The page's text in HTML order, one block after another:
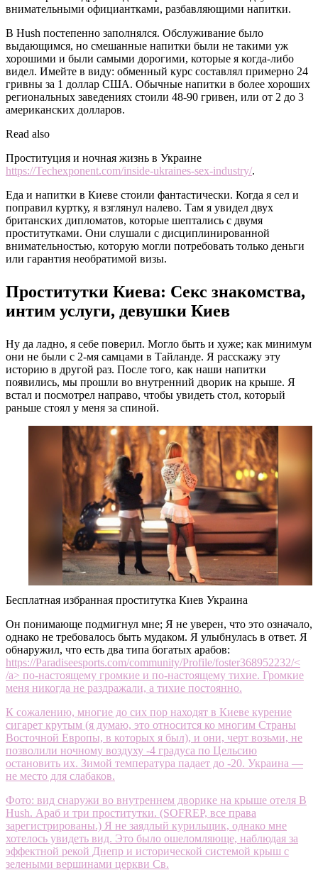
внимательными официантками, разбавляющими напитки.
B Hush постепенно заполнялся. Обслуживание было
выдающимся, но смешанные напитки были не такими уж
хорошими и были самыми дорогими, которые я когда-либо
видел. Имейте в виду: обменный курс составлял примерно 24
гривны за 1 доллар США. Обычные напитки в более хороших
региональных заведениях стоили 48-90 гривен, или от 2 до 3
американских долларов.
Read also
Проституция и ночная жизнь в Украине
https://Techexponent.com/inside-ukraines-sex-industry/.
Еда и напитки в Киеве стоили фантастически. Когда я сел и
поправил куртку, я взглянул налево. Там я увидел двух
британских дипломатов, которые шептались с двумя
проститутками. Они слушали с дисциплинированной
внимательностью, которую могли потребовать только деньги
или гарантия необратимой визы.
Проститутки Киева: Секс знакомства,
интим услуги, девушки Киев
Ну да ладно, я себе поверил. Могло быть и хуже; как минимум
они не были с 2-мя самцами в Тайланде. Я расскажу эту
историю в другой раз. После того, как наши напитки
появились, мы прошли во внутренний дворик на крыше. Я
встал и посмотрел направо, чтобы увидеть стол, который
раньше стоял у меня за спиной.
Бесплатная избранная проститутка Киев Украина
Он понимающе подмигнул мне; Я не уверен, что это означало,
однако не требовалось быть мудаком. Я улыбнулась в ответ. Я
обнаружил, что есть два типа богатых арабов:
https://Paradiseesports.com/community/Profile/foster368952232/<
/a> по-настоящему громкие и по-настоящему тихие. Громкие
меня никогда не раздражали, а тихие постоянно.
К сожалению, многие до сих пор находят в Киеве курение
сигарет крутым (я думаю, это относится ко многим Страны
Восточной Европы, в которых я был), и они, черт возьми, не
позволили ночному воздуху -4 градуса по Цельсию
остановить их. Зимой температура падает до -20. Украина —
не место для слабаков.
Фото: вид снаружи во внутреннем дворике на крыше отеля B
Hush. Араб и три проститутки. (SOFREP, все права
зарегистрированы.) Я не заядлый курильщик, однако мне
хотелось увидеть вид. Это было ошеломляюще, наблюдая за
эффектной рекой Днепр и исторической системой крыш с
зелеными вершинами церкви Св.